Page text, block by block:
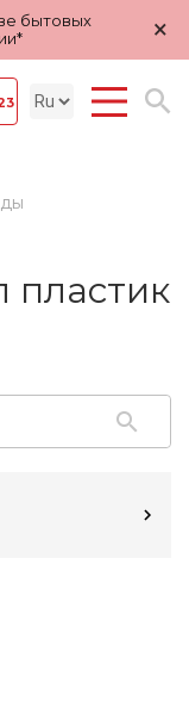
бытовых
×
пластик